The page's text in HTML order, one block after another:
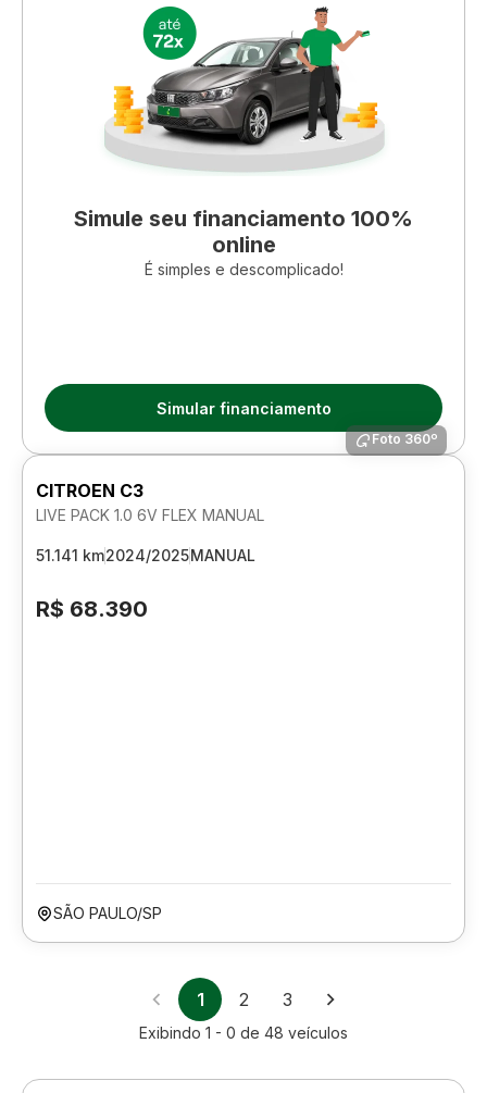
Simule seu financiamento 100%
online
É simples e descomplicado!
Simular financiamento
Foto 360º
CITROEN C3
LIVE PACK 1.0 6V FLEX MANUAL
51.141 km2024/2025MANUAL
R$ 68.390
SÃO PAULO/SP
1 2 3
Exibindo 1 - 0 de 48 veículos